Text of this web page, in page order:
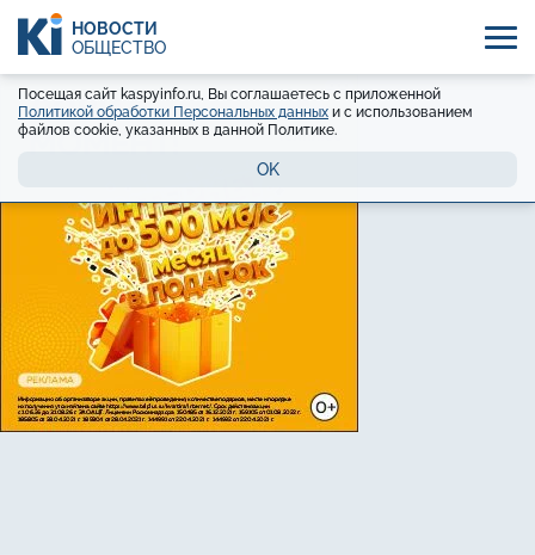
НОВОСТИ
ОБЩЕСТВО
Посещая сайт kaspyinfo.ru, Вы соглашаетесь с приложенной
Политикой обработки Персональных данных и с использованием
файлов cookie, указанных в данной Политике.
OK